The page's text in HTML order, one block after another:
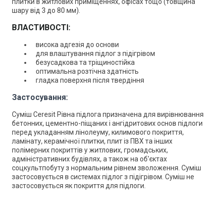
шару від 3 до 80 мм).
ВЛАСТИВОСТІ:
висока адгезія до основи
для влаштування підлог з підігрівом
безусадкова та тріщиностійка
оптимальна розтічна здатність
гладка поверхня після твердіння
Застосування:
Суміш Ceresit Рівна підлога призначена для вирівнювання
бетонних, цементно-піщаних і ангідритових основ підлоги
перед укладанням лінолеуму, килимового покриття,
ламінату, керамічної плитки, плит із ПВХ та інших
полімерних покриттів у житлових, громадських,
адміністративних будівлях, а також на об'єктах
соцкультпобуту з нормальним рівнем зволоження. Суміш
застосовується в системах підлог з підігрівом. Суміш не
застосовується як покриття для підлоги.